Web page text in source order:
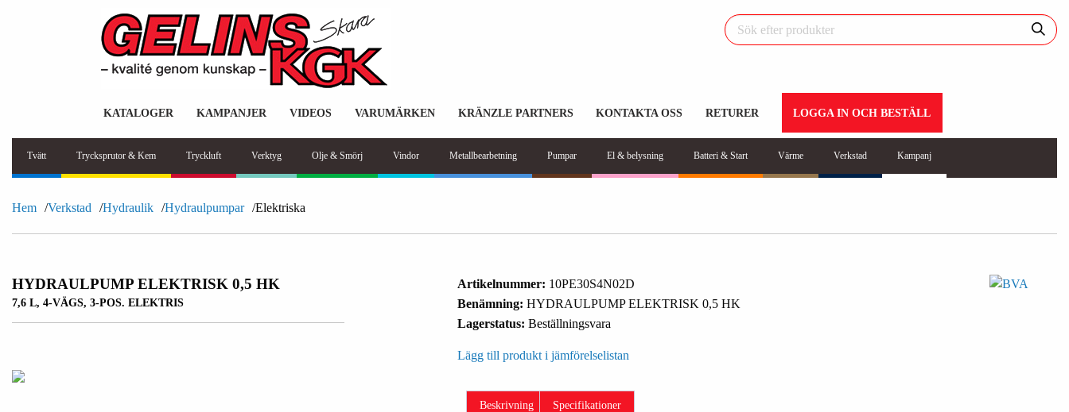
KATALOGER KAMPANJER VIDEOS VARUMÄRKEN KRÄNZLE PARTNERS KONTAKTA OSS RETURER LOGGA IN OCH BESTÄLL
Tvätt Trycksprutor & Kem Tryckluft Verktyg Olje & Smörj Vindor Metallbearbetning Pumpar El & belysning Batteri & Start Värme Verkstad Kampanj
Hem Verkstad Hydraulik Hydraulpumpar Elektriska
HYDRAULPUMP ELEKTRISK 0,5 HK
7,6 L, 4-VÄGS, 3-POS. ELEKTRIS
Artikelnummer: 10PE30S4N02D
Benämning: HYDRAULPUMP ELEKTRISK 0,5 HK
Lagerstatus: Beställningsvara
Lägg till produkt i jämförelselistan
Beskrivning Specifikationer